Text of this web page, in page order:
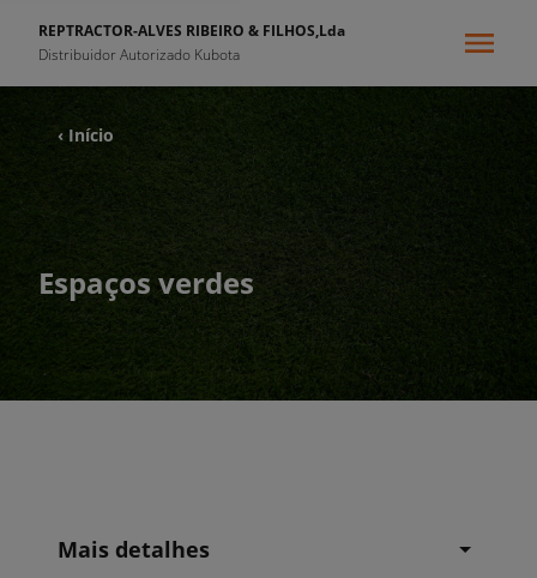
REPTRACTOR-ALVES RIBEIRO & FILHOS,Lda
Distribuidor Autorizado Kubota
‹ Início
Espaços verdes
Mais detalhes